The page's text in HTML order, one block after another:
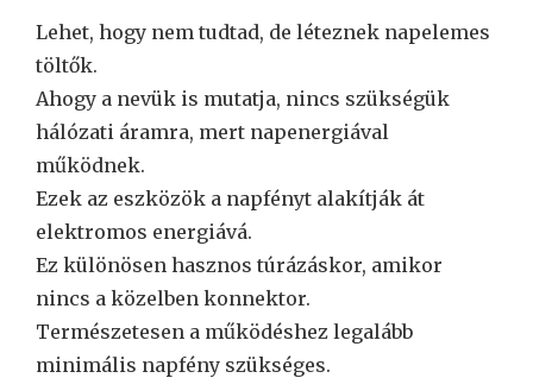
Lehet, hogy nem tudtad, de léteznek napelemes
töltők.
Ahogy a nevük is mutatja, nincs szükségük
hálózati áramra, mert napenergiával
működnek.
Ezek az eszközök a napfényt alakítják át
elektromos energiává.
Ez különösen hasznos túrázáskor, amikor
nincs a közelben konnektor.
Természetesen a működéshez legalább
minimális napfény szükséges.